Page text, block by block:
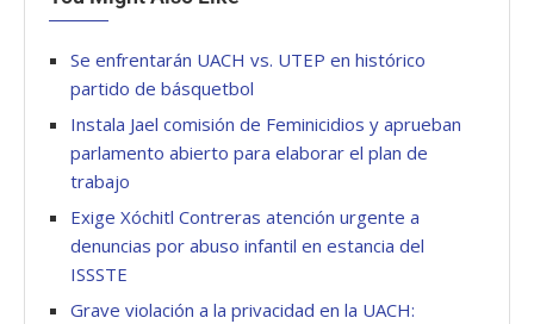
Se enfrentarán UACH vs. UTEP en histórico
partido de básquetbol
Instala Jael comisión de Feminicidios y aprueban
parlamento abierto para elaborar el plan de
trabajo
Exige Xóchitl Contreras atención urgente a
denuncias por abuso infantil en estancia del
ISSSTE
Grave violación a la privacidad en la UACH: